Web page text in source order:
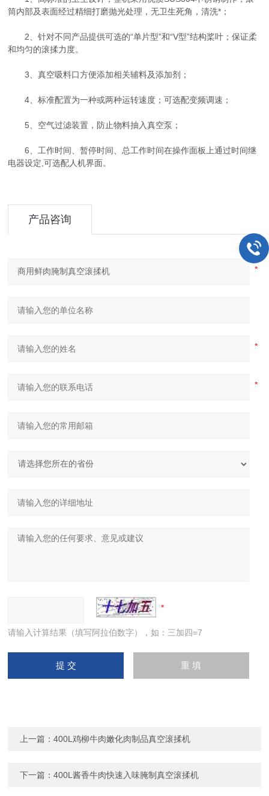
筒内部及表面经过精细打磨抛光处理，无卫生死角，清洗*；
2、针对不同产品提供可选的“单片型”和“V型”结构桨叶；保证柔
和均匀的滚揉力度。
3、真空吸料口方便添加相关辅料及添加剂；
4、标准配置为一种或两种运转速度；可选配变频调速；
5、空气过滤装置，防止物料抽入真空泵；
6、工作时间、暂停时间、总工作时间在操作面板上通过时间继
电器设定,可选配人机界面。
产品咨询
请输入计算结果（填写阿拉伯数字），如：三加四=7
上一篇：400L鸡柳牛肉嫩化肉制品真空滚揉机
下一篇：400L酱香牛肉快速入味腌制真空滚揉机